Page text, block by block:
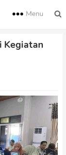
Menu
Kegiatan